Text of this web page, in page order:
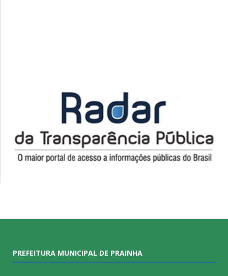
PREFEITURA MUNICIPAL DE PRAINHA